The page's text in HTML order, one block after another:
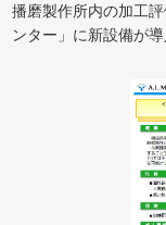
播磨製作所内の加工
ンター」に新設備が